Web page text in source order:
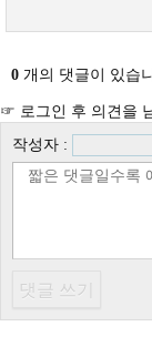
0 개의 댓글이 있습
☞ 로그인 후 의견을
작성자 :